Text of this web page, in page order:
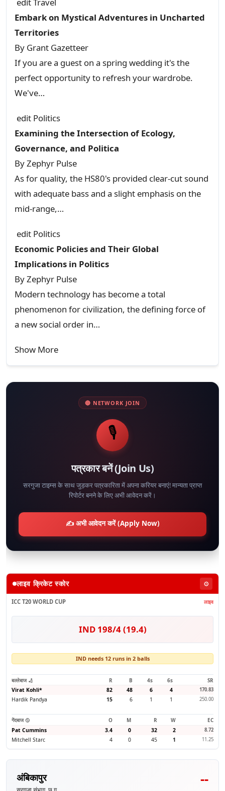
editTravel
Embark on Mystical Adventures in Uncharted
Territories
By Grant Gazetteer
If you are a guest on a spring wedding it's the
perfect opportunity to refresh your wardrobe.
We've…
edit Politics
Examining the Intersection of Ecology,
Governance, and Politica
ByZephyr Pulse
As for quality, the HS80's provided clear-cut sound
with adequate bass and a slight emphasis on the
mid-range,…
edit Politics
Economic Policies and Their Global
Implications in Politics
ByZephyr Pulse
Modern technology has become a total
phenomenon for civilization, the defining force of
a new social order in…
Show More
🔴 NETWORK JOIN
🎙️
पत्रकार बनें (Join Us)
सरगुजा टाइम्स के साथ जुड़कर पत्रकारिता में अपना करियर बनाएं! मान्यता प्राप्त
रिपोर्टर बनने के लिए अभी आवेदन करें।
✍️ अभी आवेदन करें (Apply Now)
लाइव क्रिकेट स्कोर ⚙️
ICC T20 WORLD CUP लाइव
IND 198/4 (19.4)
IND needs 12 runs in 2 balls
बल्लेबाज 🏏 R B 4s 6s
SR
Virat Kohli* 82 48 6 4 170.83
Hardik Pandya 15 6 1 1 250.00
गेंदबाज 🥎 O M R W
EC
Pat Cummins
3.4 0 32 2 8.72
Mitchell Starc 4 0 45 1 11.25
अंबिकापुर --